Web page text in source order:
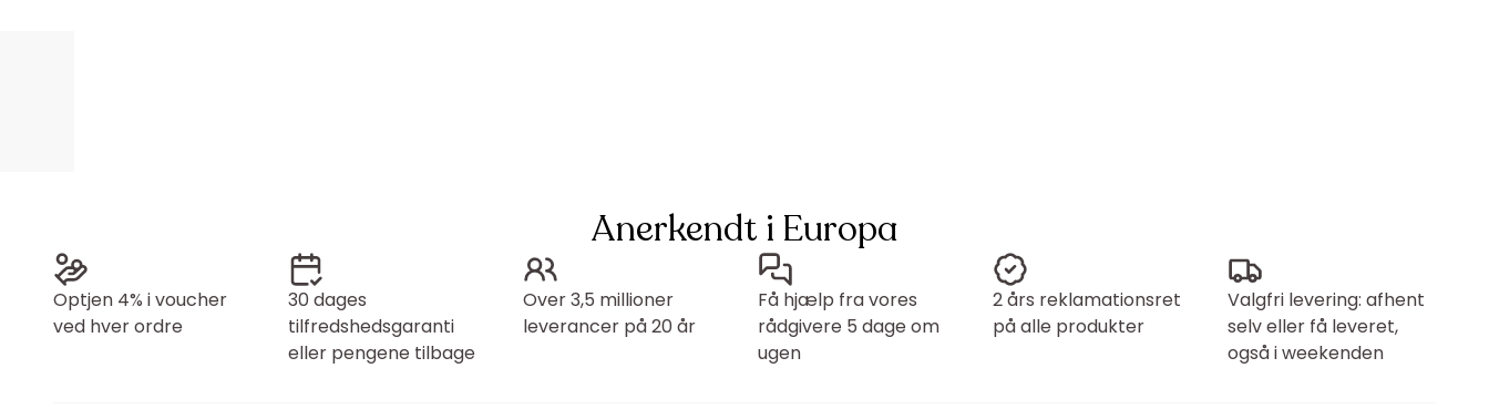
Anerkendt i Europa
Optjen 4% i voucher
ved hver ordre
30 dages
tilfredshedsgaranti
eller pengene tilbage
Over 3,5 millioner
leverancer på 20 år
Få hjælp fra vores
rådgivere 5 dage om
ugen
2 års reklamationsret
på alle produkter
Valgfri levering: afhent
selv eller få leveret,
også i weekenden